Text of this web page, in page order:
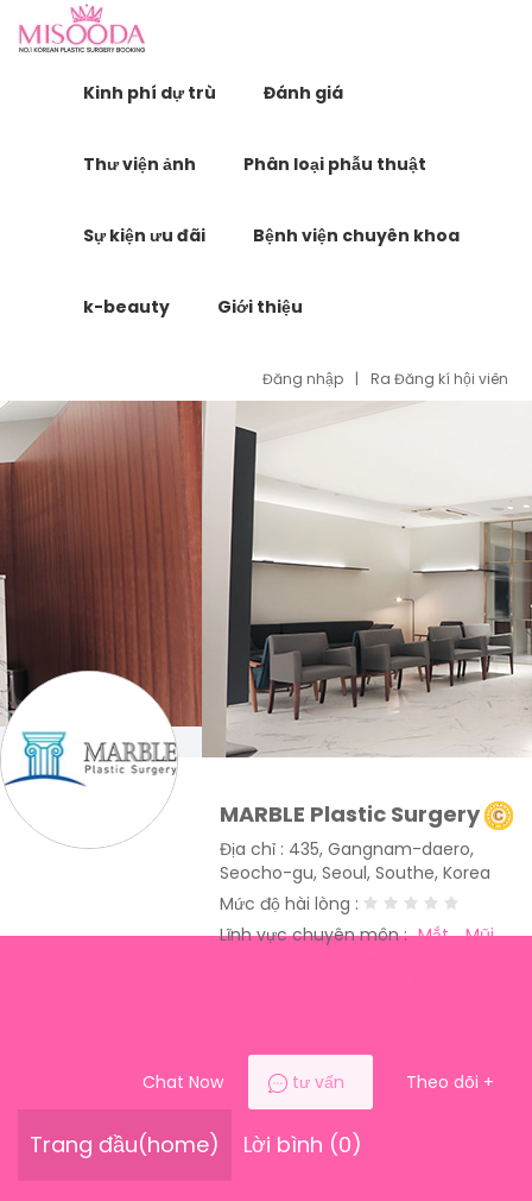
Kinh phí dự trù Đánh giá
Thư viện ảnh Phân loại phẫu thuật
Sự kiện ưu đãi Bệnh viện chuyên khoa
k-beauty Giới thiệu
Đăng nhập | Ra Đăng kí hội viên
MARBLE Plastic Surgery
Địa chỉ : 435, Gangnam-daero,
Seocho-gu, Seoul, Southe, Korea
Mức độ hài lòng :
Lĩnh vực chuyên môn : Mắt
Mũi
Chat Now tư vấn Theo dõi +
Trang đầu(home) Lời bình (0)